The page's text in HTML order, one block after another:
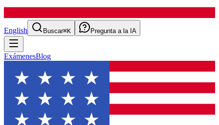
English Buscar⌘K Pregunta a la IA
ExámenesBlog